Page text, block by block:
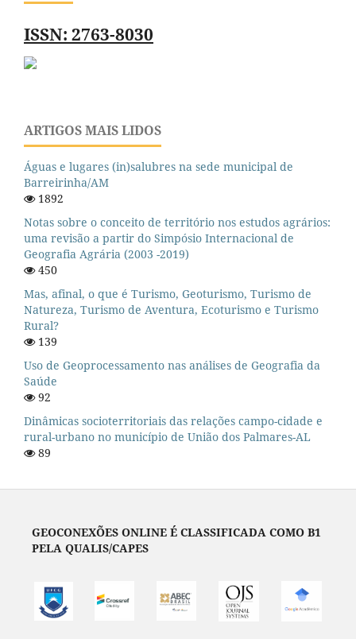
ISSN: 2763-8030
ARTIGOS MAIS LIDOS
Águas e lugares (in)salubres na sede municipal de
Barreirinha/AM
1892
Notas sobre o conceito de território nos estudos agrários:
uma revisão a partir do Simpósio Internacional de
Geografia Agrária (2003 -2019)
450
Mas, afinal, o que é Turismo, Geoturismo, Turismo de
Natureza, Turismo de Aventura, Ecoturismo e Turismo
Rural?
139
Uso de Geoprocessamento nas análises de Geografia da
Saúde
92
Dinâmicas socioterritoriais das relações campo-cidade e
rural-urbano no município de União dos Palmares-AL
89
GEOCONEXÕES ONLINE É CLASSIFICADA COMO B1
PELA QUALIS/CAPES